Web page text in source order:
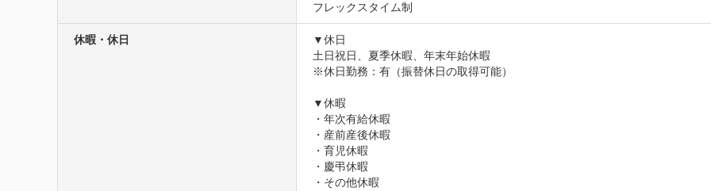
フレックスタイム制
休暇・休日
▼休日
土日祝日、夏季休暇、年末年始休暇
※休日勤務：有（振替休日の取得可能）
▼休暇
・年次有給休暇
・産前産後休暇
・育児休暇
・慶弔休暇
・その他休暇